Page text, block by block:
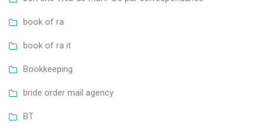
book of ra
book of ra it
Bookkeeping
bride order mail agency
BT